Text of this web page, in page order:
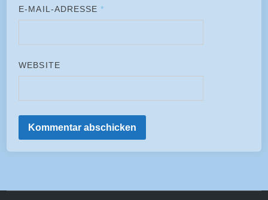
E-MAIL-ADRESSE*
WEBSITE